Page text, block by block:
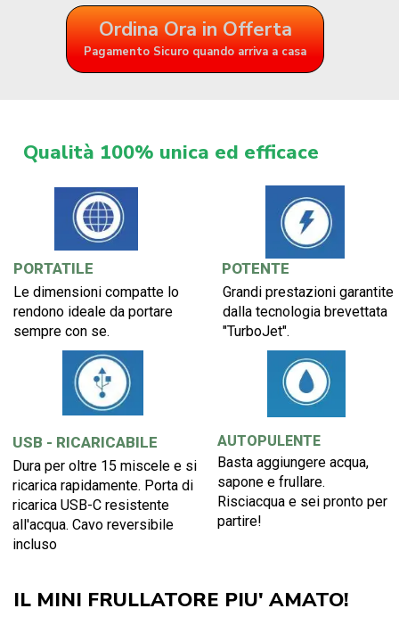
Ordina Ora in Offerta
Pagamento Sicuro quando arriva a casa
Qualità 100% unica ed efficace
PORTATILE
Le dimensioni compatte lo
rendono ideale da portare
sempre con se.
POTENTE
Grandi prestazioni garantite
dalla tecnologia brevettata
"TurboJet".
USB - RICARICABILE
Dura per oltre 15 miscele e si
ricarica rapidamente. Porta di
ricarica USB-C resistente
all'acqua. Cavo reversibile
incluso
AUTOPULENTE
Basta aggiungere acqua,
sapone e frullare.
Risciacqua e sei pronto per
partire!
IL MINI FRULLATORE PIU' AMATO!